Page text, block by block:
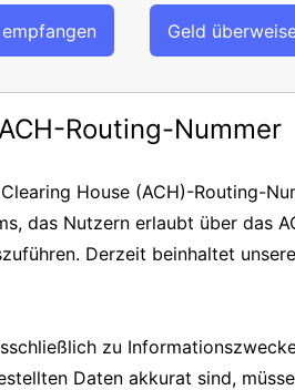
Geld
Routing-Nummer
House (ACH)-Routing-
das Nutzern erlaubt über das
Derzeit beinhaltet
zu
Daten akkurat sind,